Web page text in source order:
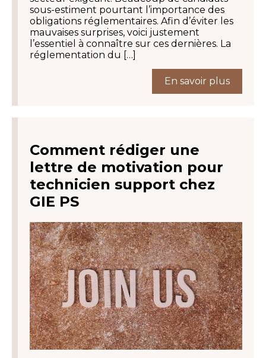
sous-estiment pourtant l’importance des
obligations réglementaires. Afin d’éviter les
mauvaises surprises, voici justement
l’essentiel à connaître sur ces dernières. La
réglementation du […]
En savoir plus
Comment rédiger une
lettre de motivation pour
technicien support chez
GIE PS